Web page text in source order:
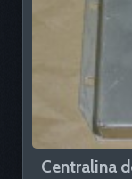
Centralina